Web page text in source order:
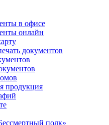
в офисе
онлайн
документов
продукция
полк»